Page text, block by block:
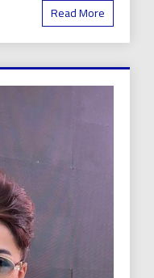
Read More